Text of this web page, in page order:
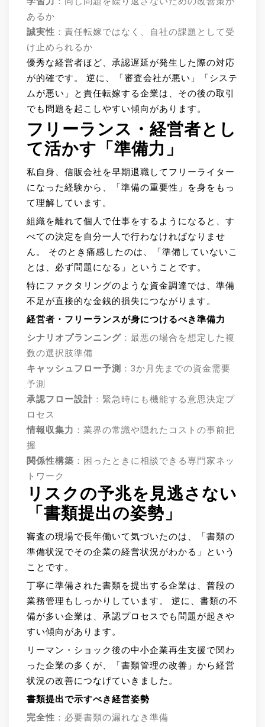
あるか
誠実性 ：責任転嫁ではなく、自社の課題として受
け止められるか
優秀な経営者ほど、承認遅延が発生した際の対応
が的確です。 逆に、「審査会社が悪い」「システ
ムが悪い」と責任転嫁する企業は、その後の取引
でも問題を起こしやすい傾向があります。
フリーランス・経営者とし
て活かす「準備力」
私自身、信販会社を早期退職してフリーライター
になった経験から、「準備の重要性」を身をもっ
て理解しています。
組織を離れて個人で仕事をするようになると、す
べての決定を自分一人で行わなければなりませ
ん。 そのとき痛感したのは、「準備していないこ
とは、必ず問題になる」ということです。
特にファクタリングのような資金調達では、準備
不足が直接的な金銭的損失につながります。
経営者・フリーランスが身につけるべき準備力
シナリオプランニング ：最悪の場合を想定した複
数の選択肢準備
キャッシュフロー予測 ：3か月先までの資金需要
予測
承認フロー設計 ：緊急時にも機能する意思決定プ
ロセス
情報収集力 ：業界の常識や隠れたコストの事前把
握
関係性構築 ：困ったときに相談できる専門家ネッ
トワーク
リスクの予兆を見逃さない
「書類提出の姿勢」
審査の現場で長年働いて気づいたのは、「書類の
準備状況でその企業の経営状況がわかる」という
ことです。
丁寧に準備された書類を提出する企業は、普段の
業務管理もしっかりしています。 逆に、書類の不
備が多い企業は、承認プロセスでも問題が起きや
すい傾向があります。
リーマン・ショック後の中小企業再生支援で関わ
った企業の多くが、「書類管理の改善」から経営
状況の改善につなげていきました。
書類提出で示すべき経営姿勢
完全性 ：必要書類の漏れなき準備